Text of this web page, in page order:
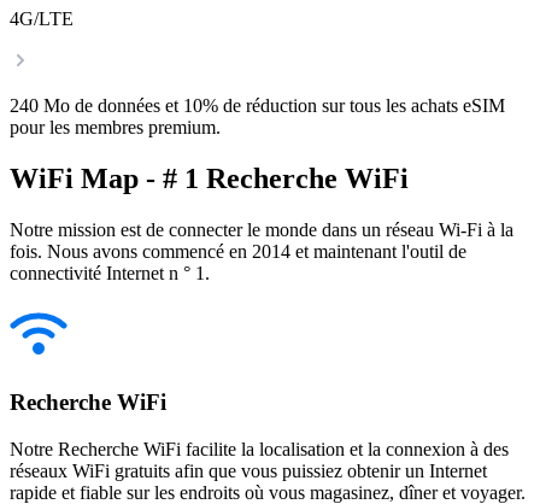
4G/LTE
240 Mo de données et 10% de réduction sur tous les achats eSIM
pour les membres premium.
WiFi Map - # 1 Recherche WiFi
Notre mission est de connecter le monde dans un réseau Wi-Fi à la
fois. Nous avons commencé en 2014 et maintenant l'outil de
connectivité Internet n ° 1.
Recherche WiFi
Notre Recherche WiFi facilite la localisation et la connexion à des
réseaux WiFi gratuits afin que vous puissiez obtenir un Internet
rapide et fiable sur les endroits où vous magasinez, dîner et voyager.